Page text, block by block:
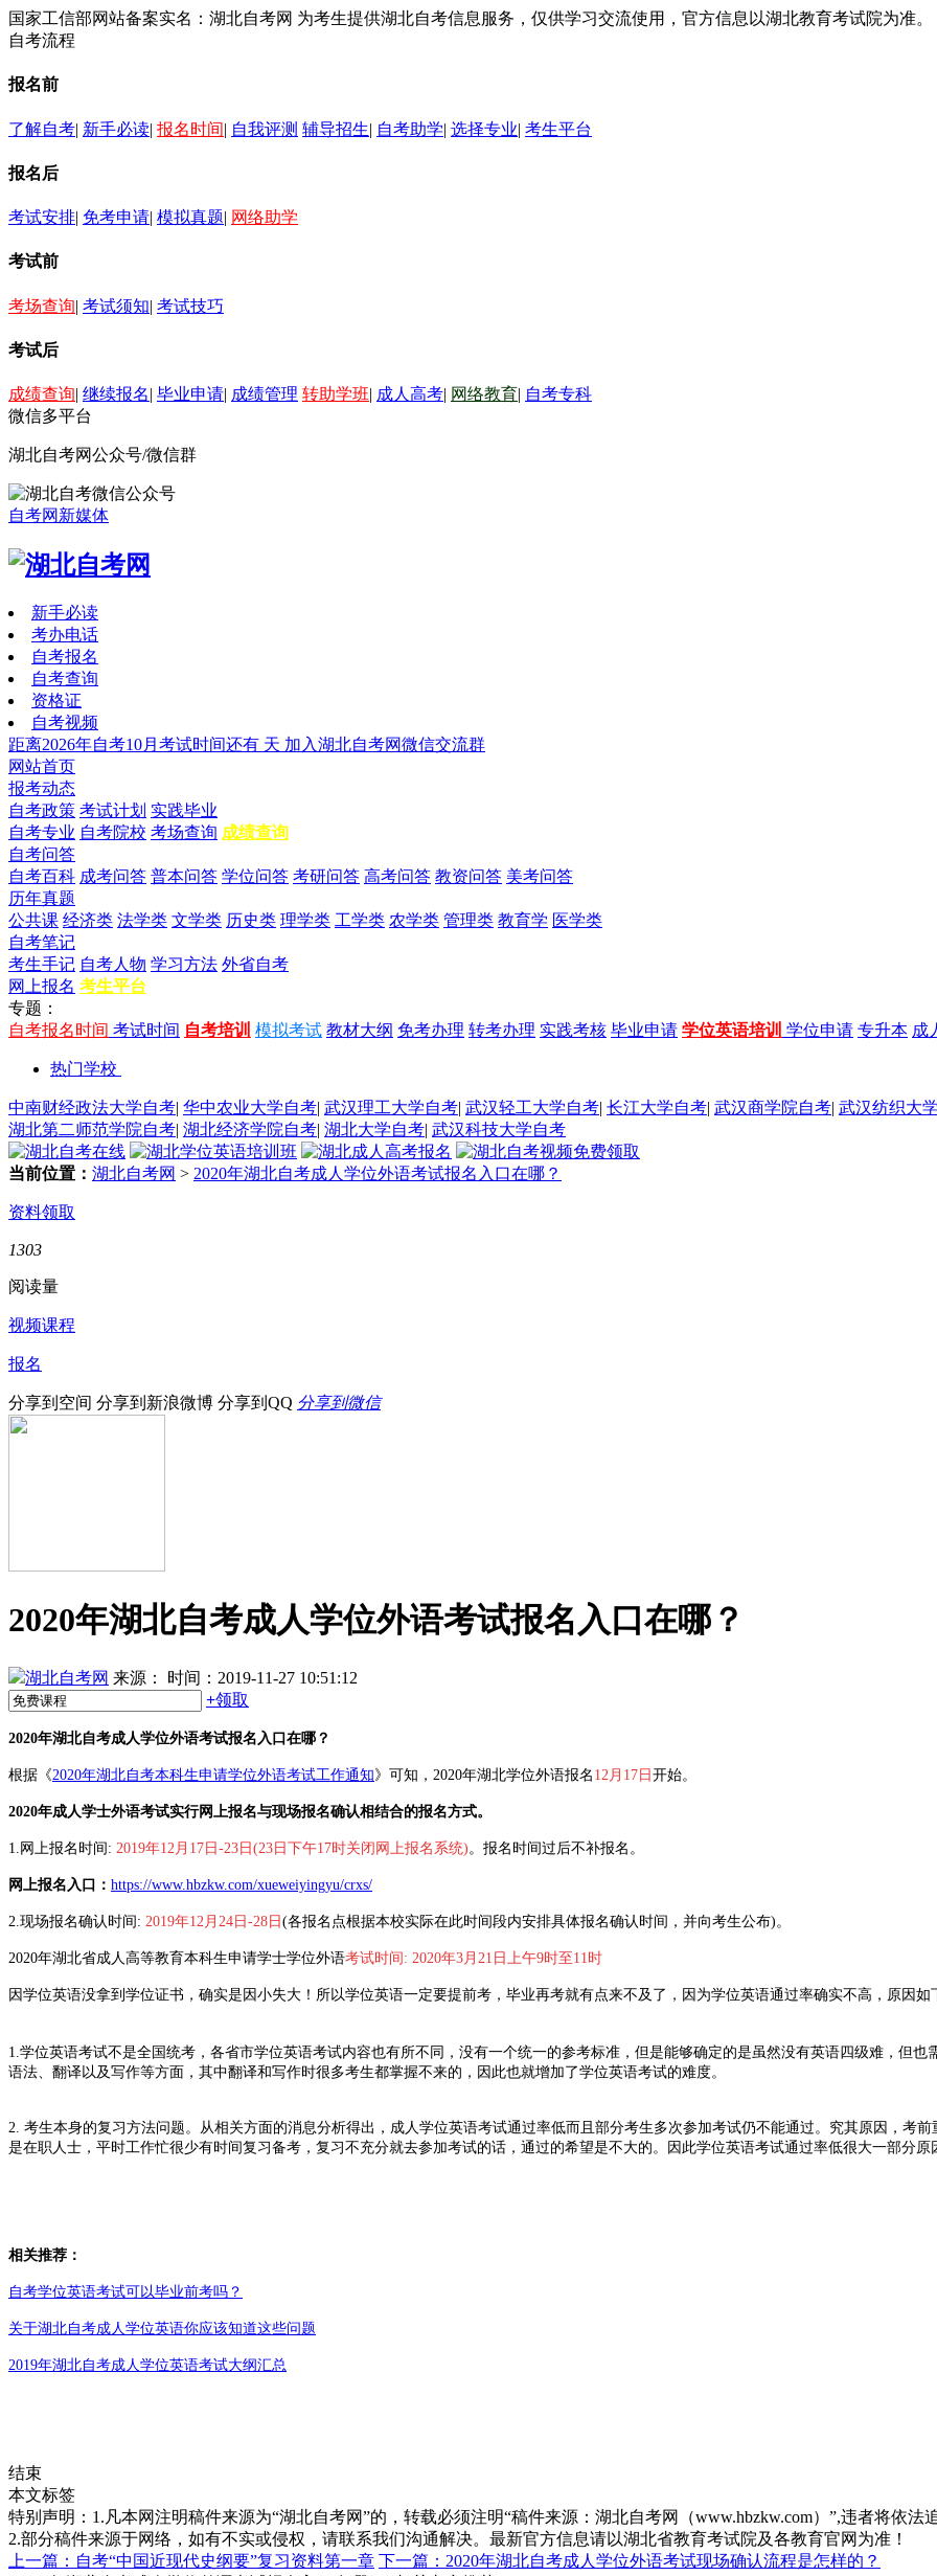
国家工信部网站备案实名：湖北自考网 为考生提供湖北自考信息服务，仅供学习交流使用，官方信息以湖北教育考试院为准。
自考流程
报名前
了解自考| 新手必读| 报名时间| 自我评测 辅导招生| 自考助学| 选择专业| 考生平台
报名后
考试安排| 免考申请| 模拟真题| 网络助学
考试前
考场查询| 考试须知| 考试技巧
考试后
成绩查询| 继续报名| 毕业申请| 成绩管理 转助学班| 成人高考| 网络教育| 自考专科
微信多平台
湖北自考网公众号/微信群
自考网新媒体
新手必读
考办电话
自考报名
自考查询
资格证
自考视频
距离2026年自考10月考试时间还有 天 加入湖北自考网微信交流群
网站首页
报考动态
自考政策 考试计划 实践毕业
自考专业 自考院校 考场查询 成绩查询
自考问答
自考百科 成考问答 普本问答 学位问答 考研问答 高考问答 教资问答 美考问答
历年真题
公共课 经济类 法学类 文学类 历史类 理学类 工学类 农学类 管理类 教育学 医学类
自考笔记
考生手记 自考人物 学习方法 外省自考
网上报名 考生平台
专题：
自考报名时间 考试时间 自考培训 模拟考试 教材大纲 免考办理 转考办理 实践考核 毕业申请 学位英语培训 学位申请 专升本 成
热门学校
中南财经政法大学自考| 华中农业大学自考| 武汉理工大学自考| 武汉轻工大学自考| 长江大学自考| 武汉商学院自考| 武汉纺织大
湖北第二师范学院自考| 湖北经济学院自考| 湖北大学自考| 武汉科技大学自考
当前位置： 湖北自考网 > 2020年湖北自考成人学位外语考试报名入口在哪？
资料领取
1303
阅读量
视频课程
报名
分享到空间 分享到新浪微博 分享到QQ 分享到微信
2020年湖北自考成人学位外语考试报名入口在哪？
湖北自考网 来源：
时间：2019-11-27 10:51:12
+领取
2020年湖北自考成人学位外语考试报名入口在哪？
根据《2020年湖北自考本科生申请学位外语考试工作通知》可知，2020年湖北学位外语报名 12月17日 开始。
2020年成人学士外语考试实行网上报名与现场报名确认相结合的报名方式。
1.网上报名时间: 2019年12月17日-23日(23日下午17时关闭网上报名系统)。报名时间过后不补报名。
网上报名入口： https://www.hbzkw.com/xueweiyingyu/crxs/
2.现场报名确认时间: 2019年12月24日-28日 (各报名点根据本校实际在此时间段内安排具体报名确认时间，并向考生公布)。
2020年湖北省成人高等教育本科生申请学士学位外语考试时间: 2020年3月21日 上午9时至11时
因学位英语没拿到学位证书，确实是因小失大！所以学位英语一定要提前考，毕业再考就有点来不及了，因为学位英语通过率确实不高，原因如
1.学位英语考试不是全国统考，各省市学位英语考试内容也有所不同，没有一个统一的参考标准，但是能够确定的是虽然没有英语四级难，但
语法、翻译以及写作等方面，其中翻译和写作时很多考生都掌握不来的，因此也就增加了学位英语考试的难度。
2. 考生本身的复习方法问题。从相关方面的消息分析得出，成人学位英语考试通过率低而且部分考生多次参加考试仍不能通过。究其原因，考
是在职人士，平时工作忙很少有时间复习备考，复习不充分就去参加考试的话，通过的希望是不大的。因此学位英语考试通过率低很大一部分原
相关推荐：
自考学位英语考试可以毕业前考吗？
关于湖北自考成人学位英语你应该知道这些问题
2019年湖北自考成人学位英语考试大纲汇总
结束
本文标签
特别声明：1.凡本网注明稿件来源为“湖北自考网”的，转载必须注明“稿件来源：湖北自考网（www.hbzkw.com）”,违者将依法
2.部分稿件来源于网络，如有不实或侵权，请联系我们沟通解决。最新官方信息请以湖北省教育考试院及各教育官网为准！
上一篇：自考“中国近现代史纲要”复习资料第一章 下一篇：2020年湖北自考成人学位外语考试现场确认流程是怎样的？